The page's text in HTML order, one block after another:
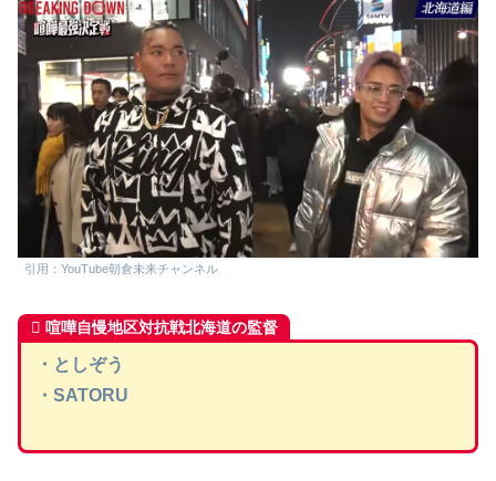
引用：YouTube朝倉未来チャンネル
喧嘩自慢地区対抗戦北海道の監督
・としぞう
・SATORU